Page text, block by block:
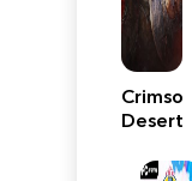
Crimson
Desert